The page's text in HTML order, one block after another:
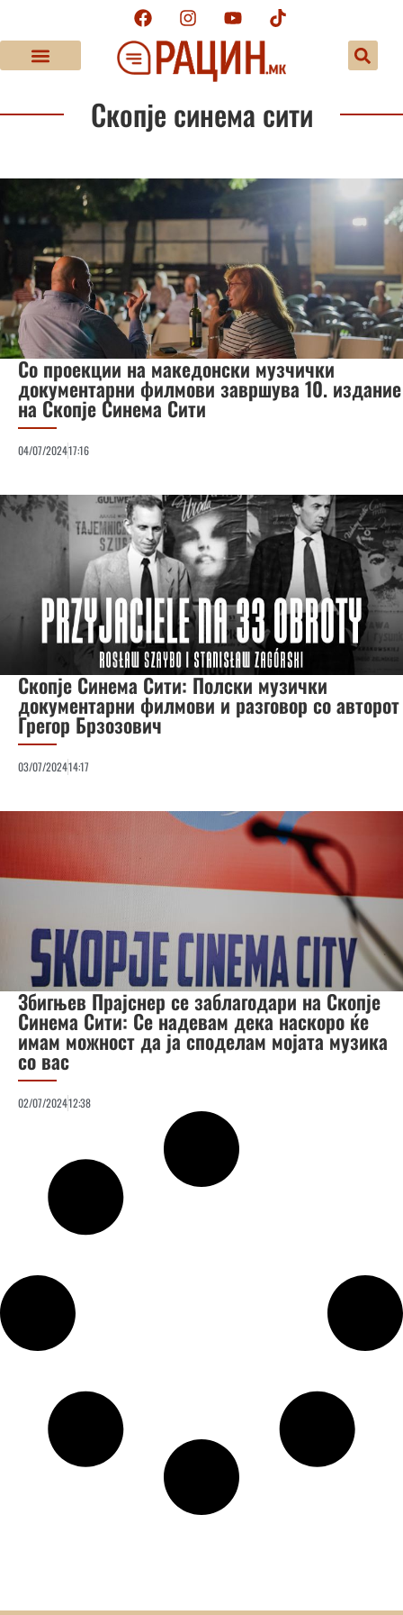
Скопје синема сити
Со проекции на македонски музчички
документарни филмови завршува 10. издание
на Скопје Синема Сити
04/07/202417:16
Скопје Синема Сити: Полски музички
документарни филмови и разговор со авторот
Грегор Брзозович
03/07/202414:17
Збигњев Прајснер се заблагодари на Скопје
Синема Сити: Се надевам дека наскоро ќе
имам можност да ја споделам мојата музика
со вас
02/07/202412:38